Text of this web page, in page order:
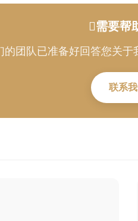
需要帮
的团队已准备好回答您关于
联系